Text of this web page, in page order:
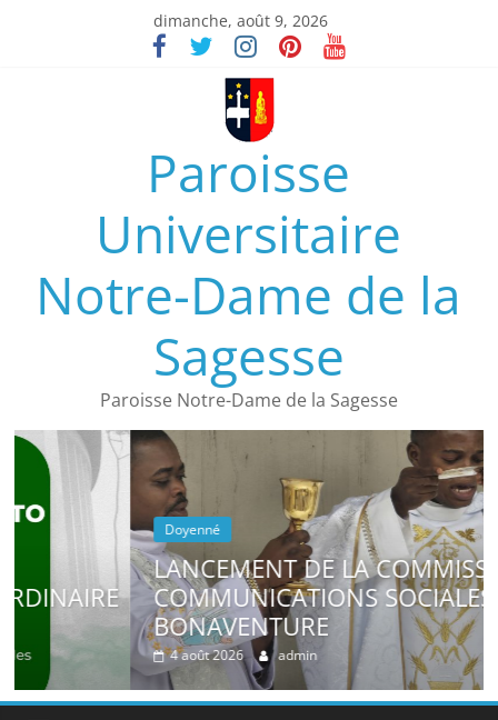
dimanche, août 9, 2026
Paroisse
Universitaire
Notre-Dame de la
Sagesse
Paroisse Notre-Dame de la Sagesse
LANCEMENT DE LA COMMISSION DES
COMMUNICATIONS SOCIALES À SAINT-
BONAVENTURE
4 août 2026 admin